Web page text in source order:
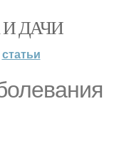
ДАЧИ
статьи